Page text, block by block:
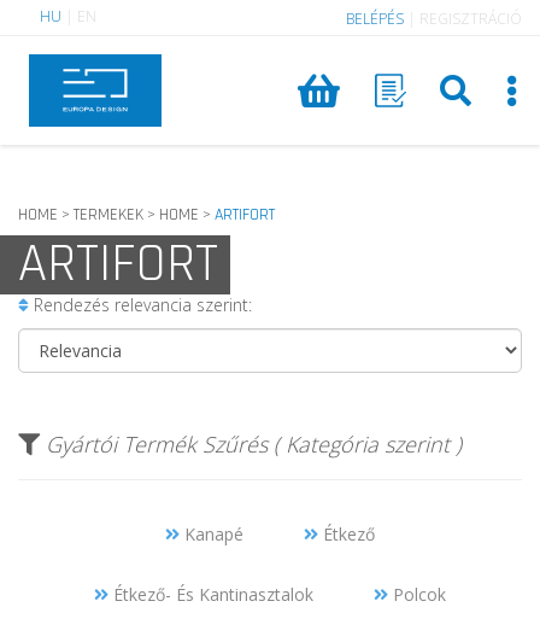
HU EN BELÉPÉS REGISZTRÁCIÓ
HOME > TERMEKEK > HOME > ARTIFORT
ARTIFORT
Rendezés relevancia szerint:
Gyártói Termék Szűrés ( Kategória szerint )
Kanapé Étkező
Étkező- És Kantinasztalok Polcok